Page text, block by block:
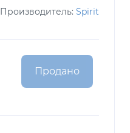
Производитель: Spirit
Продано